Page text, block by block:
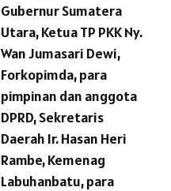
Gubernur Sumatera
Utara, Ketua TP PKK Ny.
Wan Jumasari Dewi,
Forkopimda, para
pimpinan dan anggota
DPRD, Sekretaris
Daerah Ir. Hasan Heri
Rambe, Kemenag
Labuhanbatu, para